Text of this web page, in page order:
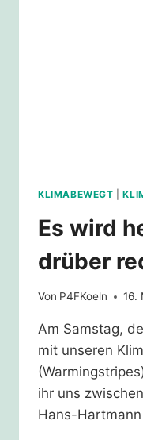
KLIMABEWEGT |
Es wird
drüber
Von P4FKoeln 16.
Am Samstag,
mit unseren
ihr uns
Hans-